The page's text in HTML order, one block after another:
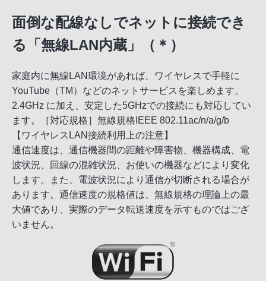
面倒な配線なしでネットに接続でき
る「無線LAN内蔵」（＊）
家庭内に無線LAN環境があれば、ワイヤレスで手軽に
YouTube（TM）などのネットサービスを楽しめます。
2.4GHz に加え、安定した5GHzでの接続にも対応してい
ます。［対応規格］無線規格IEEE 802.11ac/n/a/g/b
【ワイヤレスLAN接続利用上の注意】
通信速度は、通信機器間の距離や障害物、機器構成、電
波状況、回線の混雑状況、お使いの機器などにより変化
します。また、電波状況により通信が切断される場合が
あります。通信速度の規格値は、無線規格の理論上の最
大値であり、実際のデータ転送速度を示すものではござ
いません。